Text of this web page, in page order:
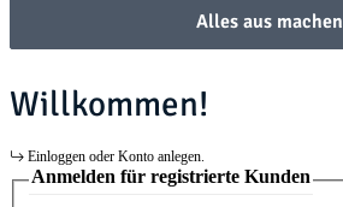
Alles aus machen
Willkommen!
Einloggen oder Konto anlegen.
Anmelden für registrierte Kunden